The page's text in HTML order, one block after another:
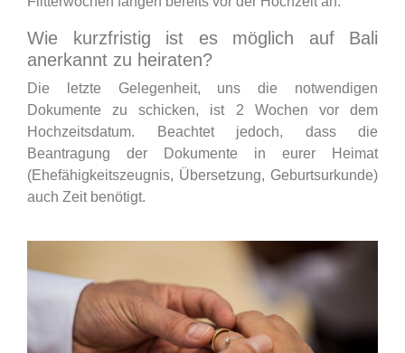
Wie kurzfristig ist es möglich auf Bali
anerkannt zu heiraten?
Die letzte Gelegenheit, uns die notwendigen
Dokumente zu schicken, ist 2 Wochen vor dem
Hochzeitsdatum. Beachtet jedoch, dass die
Beantragung der Dokumente in eurer Heimat
(Ehefähigkeitszeugnis, Übersetzung, Geburtsurkunde)
auch Zeit benötigt.